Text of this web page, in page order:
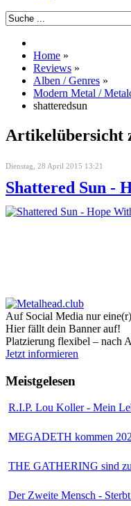
Home »
Reviews »
Alben / Genres »
Modern Metal /
shatteredsun
Artikelübersicht
Dienstag, 28 April 2015 13:21
Shattered Sun -
Auf Social Media nur
Hier fällt dein Banner auf!
Platzierung flexibel – nach
Jetzt informieren
Meistgelesen
R.I.P. Lou Koller - Mein
MEGADETH kommen
THE GATHERING sind
Der Zweite Mensch -